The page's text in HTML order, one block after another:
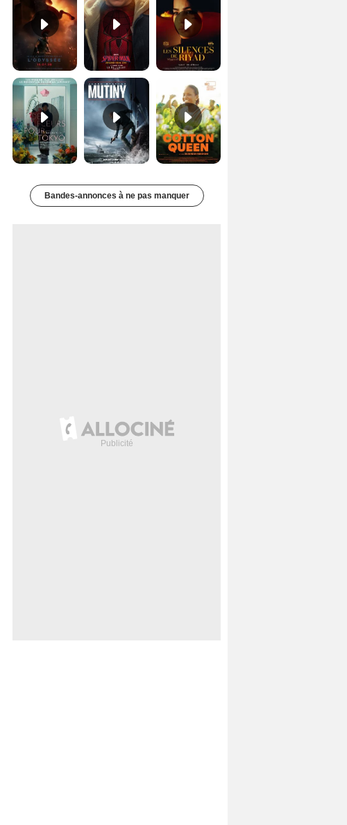
Des Fleurs pour Tokyo Bande-annonce VO STFR Mutiny Bande-annonce VO STFR Cotton Queen Bande-annonce VO STFR
Bandes-annonces à ne pas manquer